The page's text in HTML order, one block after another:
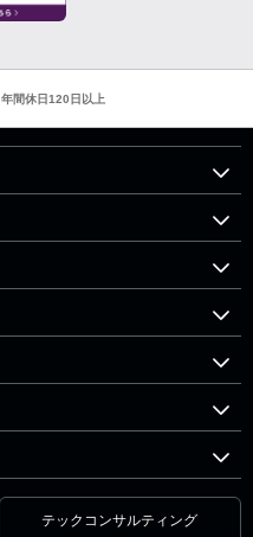
年間休日120日以上
テックコンサルティング